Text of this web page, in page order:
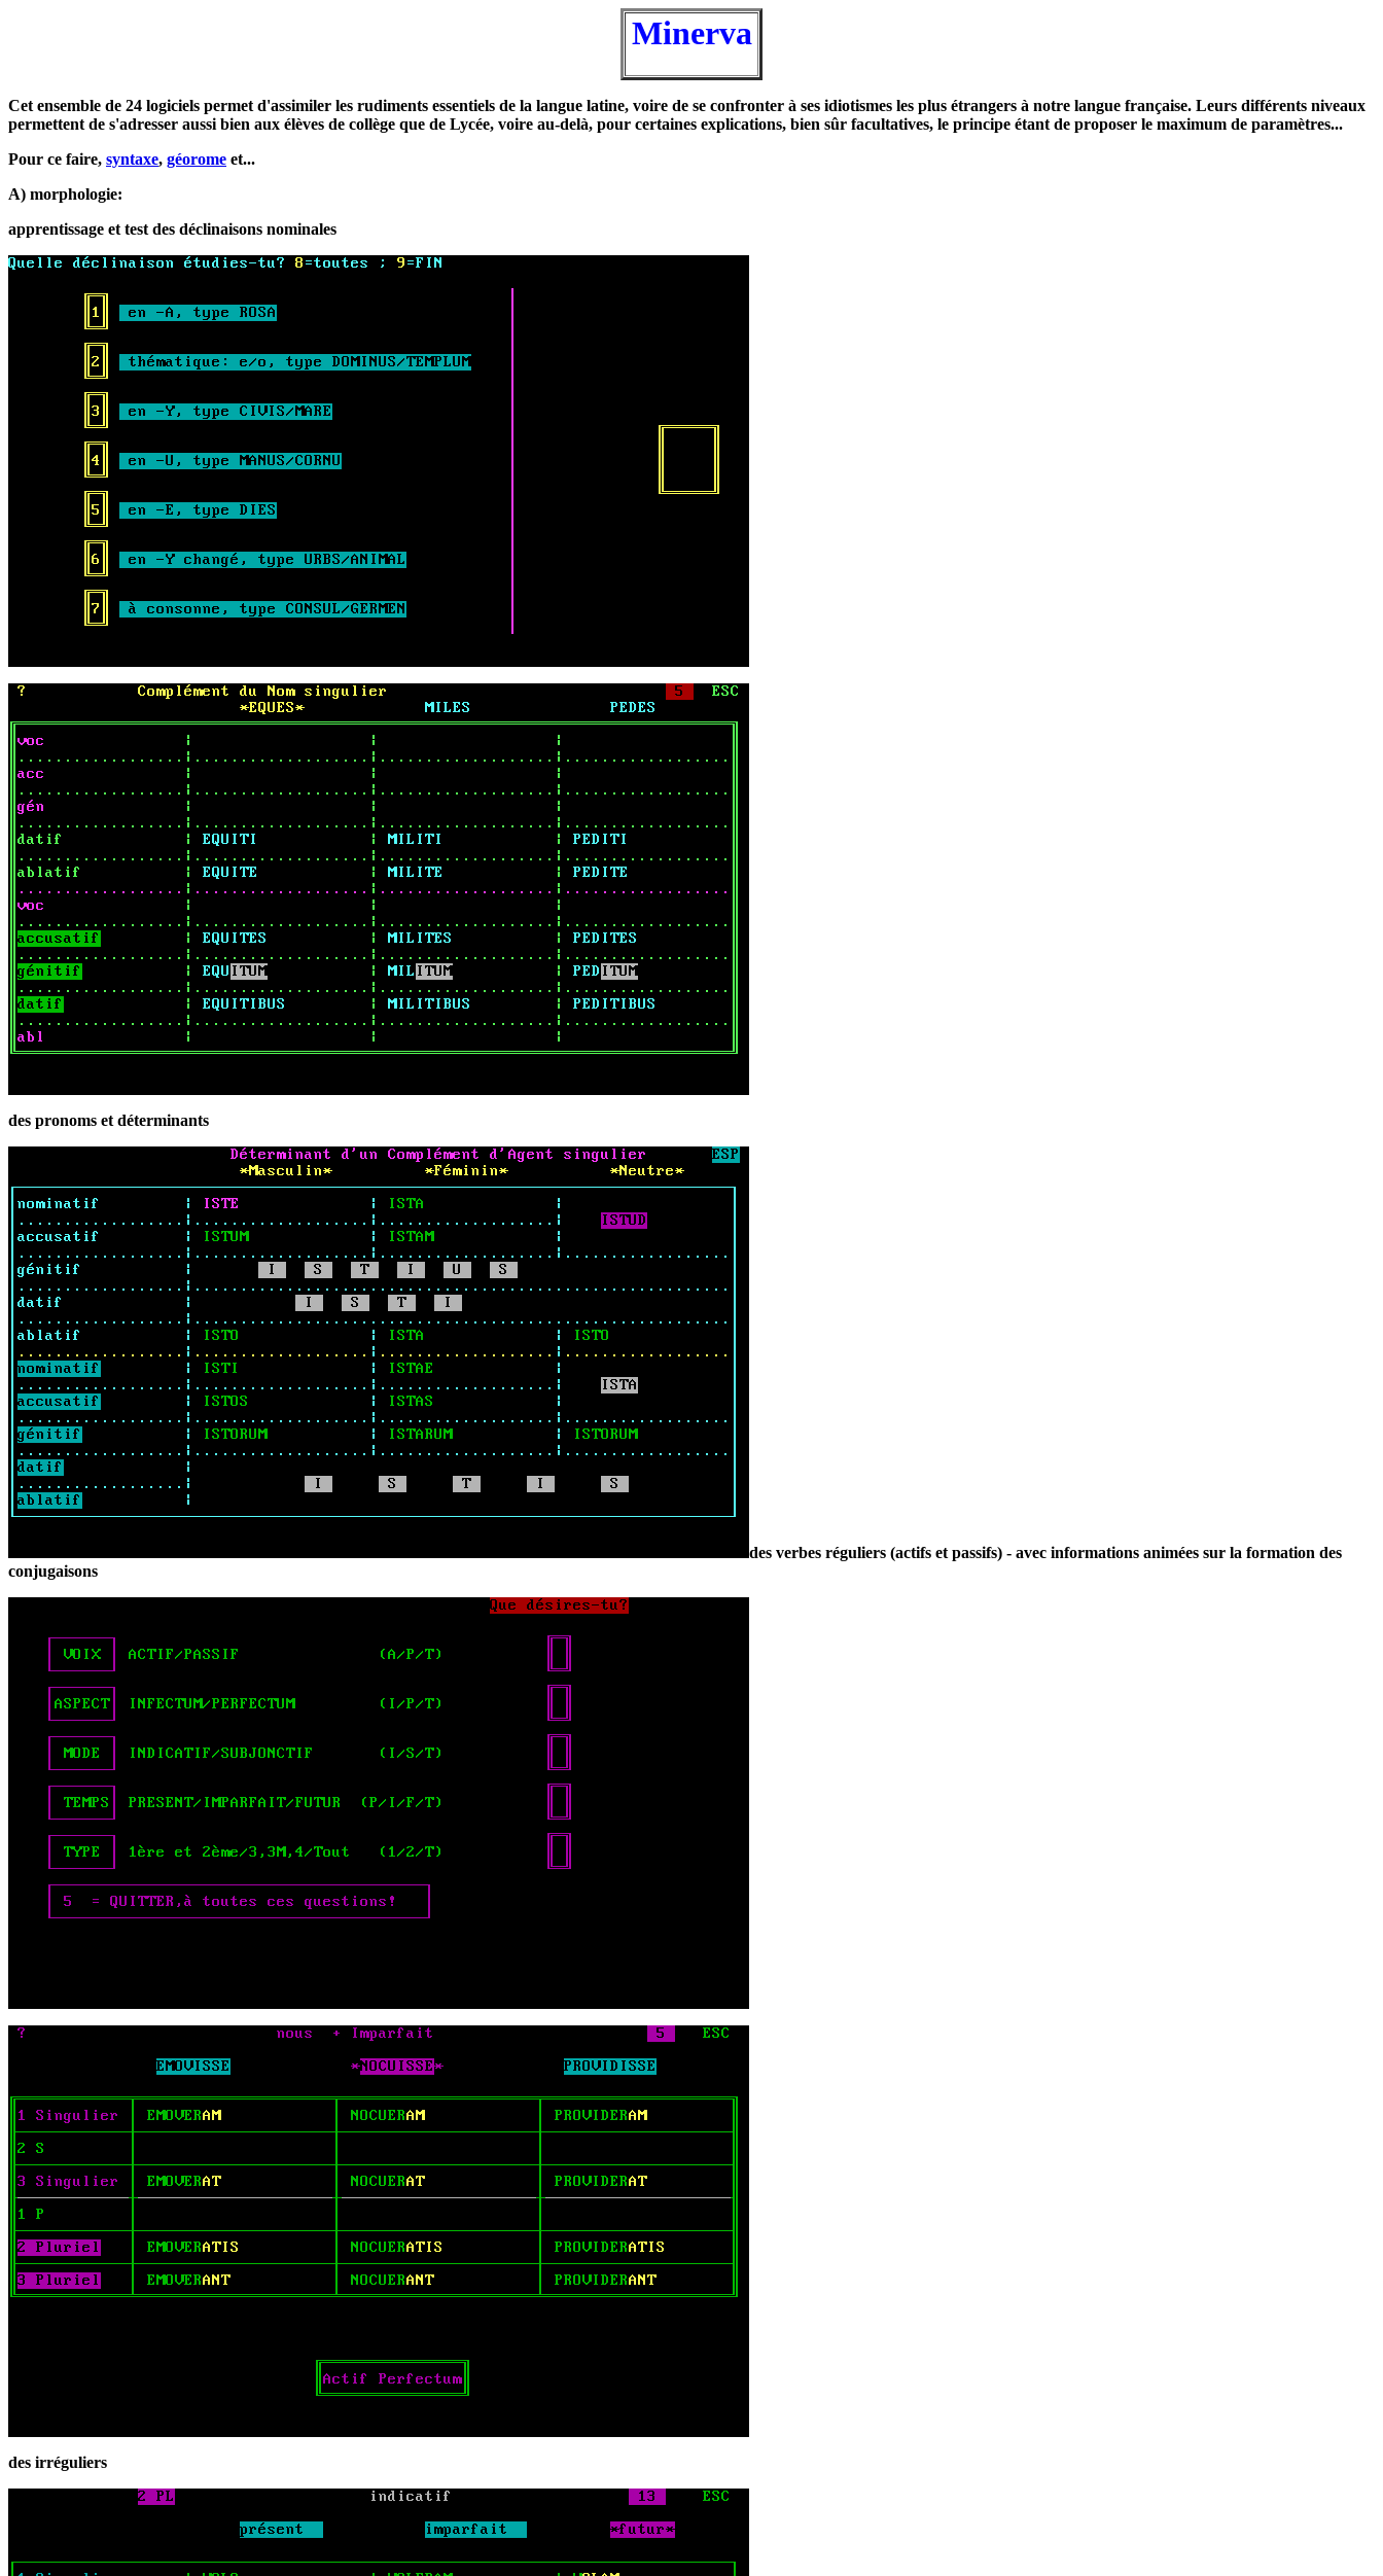
Minerva
Cet ensemble de 24 logiciels permet d'assimiler les rudiments essentiels de la langue latine, voire de se confronter à ses idiotismes les plus étrangers à notre langue française. Leurs différents niveaux
permettent de s'adresser aussi bien aux élèves de collège que de Lycée, voire au-delà, pour certaines explications, bien sûr facultatives, le principe étant de proposer le maximum de paramètres...
Pour ce faire, syntaxe, géorome et...
A) morphologie:
apprentissage et test des déclinaisons nominales
des pronoms et déterminants
des verbes réguliers (actifs et passifs) - avec informations animées sur la formation des
conjugaisons
des irréguliers